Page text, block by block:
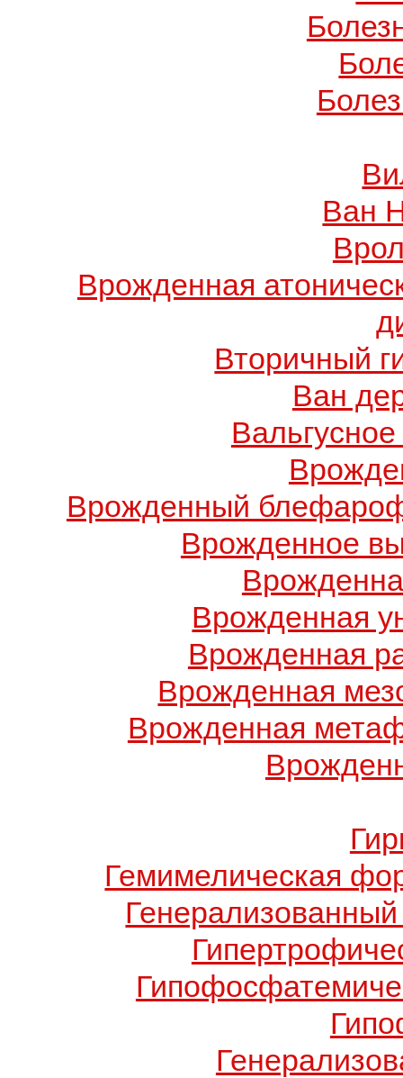
Ван
Врожденная
Вторичный
Ван
Врожденный
Врожденное
Врожденная
Врожденная
Врожденная
Врожденная
Гемимелическая